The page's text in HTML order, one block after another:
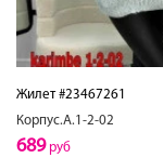
Жилет #23467261
Корпус.А.1-2-02
689руб